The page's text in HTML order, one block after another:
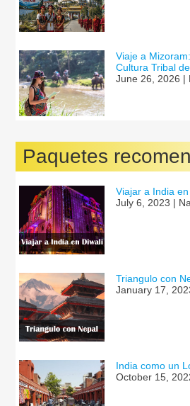
Viaje a
Cultura Tribal
June 26, 2026 |
Paquetes
Viajar a India
July 6, 2023 |
Triangulo con
January 17,
India como un
October 15,